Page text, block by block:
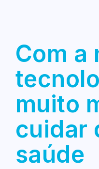
Com a
muito
cuidar
saúde